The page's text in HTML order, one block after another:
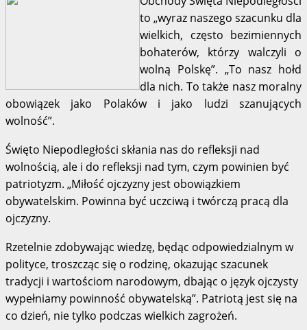
to „wyraz naszego szacunku dla
wielkich, często bezimiennych
bohaterów, którzy walczyli o
wolną Polskę”. „To nasz hołd
dla nich. To także nasz moralny
obowiązek jako Polaków i jako ludzi szanujących
wolność”.
Święto Niepodległości skłania nas do refleksji nad
wolnością, ale i do refleksji nad tym, czym powinien być
patriotyzm. „Miłość ojczyzny jest obowiązkiem
obywatelskim. Powinna być uczciwą i twórczą pracą dla
ojczyzny.
Rzetelnie zdobywając wiedzę, będąc odpowiedzialnym w
polityce, troszcząc się o rodzinę, okazując szacunek
tradycji i wartościom narodowym, dbając o język ojczysty
wypełniamy powinność obywatelską”. Patriotą jest się na
co dzień, nie tylko podczas wielkich zagrożeń.